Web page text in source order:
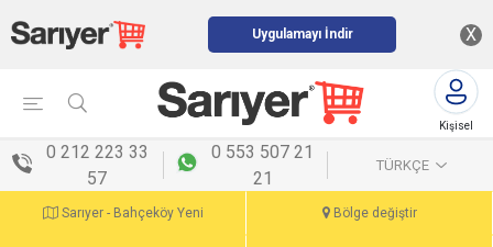
Uygulamayı İndir X
Kişisel
0 212 223 33
57
0 553 507 21
21
TÜRKÇE
Sarıyer - Bahçeköy Yeni Bölge değiştir